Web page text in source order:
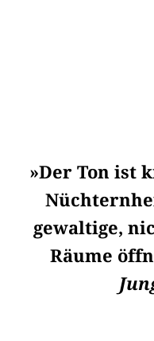
»Der Ton ist
gewaltige,
Räume